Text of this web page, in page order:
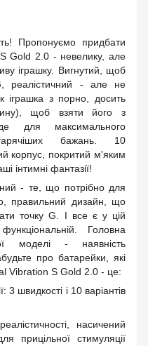
Пропонуємо придбати
Gold 2.0 - невелику, але
іграшку. Вигнутий, щоб
реалістичний - але не
іграшка з порно, досить
щоб взяти його з
для максимального
бажань. 10
корпус, покритий м'яким
інтимні фантазії!
- те, що потрібно для
правильний дизайн, що
точку G. І все є у цій
Головна
моделі - наявність
про батарейки, які
Vibration S Gold 2.0 - це:
3 швидкості і 10 варіантів
насичений
прицільної стимуляції